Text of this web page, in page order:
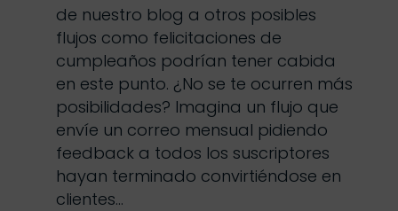
de nuestro blog a otros posibles
flujos como felicitaciones de
cumpleaños podrían tener cabida
en este punto. ¿No se te ocurren más
posibilidades? Imagina un flujo que
envíe un correo mensual pidiendo
feedback a todos los suscriptores
hayan terminado convirtiéndose en
clientes…